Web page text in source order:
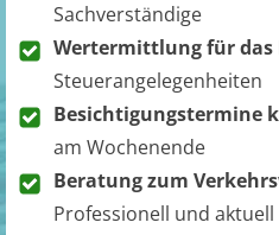
Sachverständige
Wertermittlung für das
Steuerangelegenheiten
Besichtigungstermine
am Wochenende
Beratung zum
Professionell und aktuell